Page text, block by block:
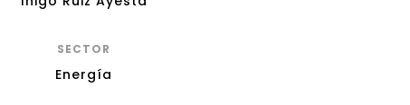
SECTOR
Energía